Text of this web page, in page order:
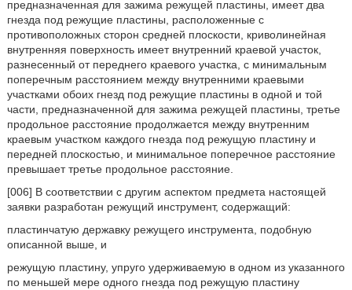
предназначенная для зажима режущей пластины, имеет два
гнезда под режущие пластины, расположенные с
противоположных сторон средней плоскости, криволинейная
внутренняя поверхность имеет внутренний краевой участок,
разнесенный от переднего краевого участка, с минимальным
поперечным расстоянием между внутренними краевыми
участками обоих гнезд под режущие пластины в одной и той
части, предназначенной для зажима режущей пластины, третье
продольное расстояние продолжается между внутренним
краевым участком каждого гнезда под режущую пластину и
передней плоскостью, и минимальное поперечное расстояние
превышает третье продольное расстояние.
[006] В соответствии с другим аспектом предмета настоящей
заявки разработан режущий инструмент, содержащий:
пластинчатую державку режущего инструмента, подобную
описанной выше, и
режущую пластину, упруго удерживаемую в одном из указанного
по меньшей мере одного гнезда под режущую пластину